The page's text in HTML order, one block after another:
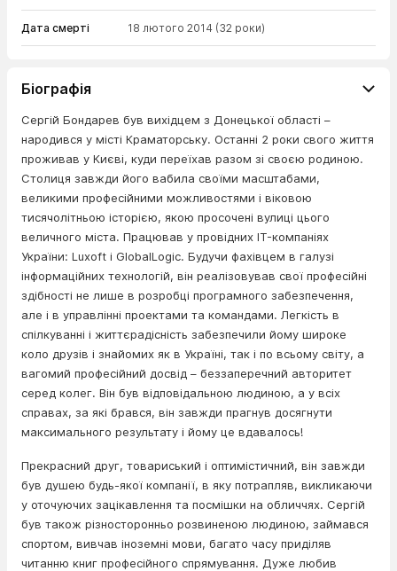
Дата смерті 18 лютого 2014 (32 роки)
Біографія
Сергій Бондарев був вихідцем з Донецької області –
народився у місті Краматорську. Останні 2 роки свого життя
проживав у Києві, куди переїхав разом зі своєю родиною.
Столиця завжди його вабила своїми масштабами,
великими професійними можливостями і віковою
тисячолітньою історією, якою просочені вулиці цього
величного міста. Працював у провідних IT-компаніях
України: Luxoft і GlobalLogic. Будучи фахівцем в галузі
інформаційних технологій, він реалізовував свої професійні
здібності не лише в розробці програмного забезпечення,
але і в управлінні проектами та командами. Легкість в
спілкуванні і життєрадісність забезпечили йому широке
коло друзів і знайомих як в Україні, так і по всьому світу, а
вагомий професійний досвід – беззаперечний авторитет
серед колег. Він був відповідальною людиною, а у всіх
справах, за які брався, він завжди прагнув досягнути
максимального результату і йому це вдавалось!
Прекрасний друг, товариський і оптимістичний, він завжди
був душею будь-якої компанії, в яку потрапляв, викликаючи
у оточуючих зацікавлення та посмішки на обличчях. Сергій
був також різносторонньо розвиненою людиною, займався
спортом, вивчав іноземні мови, багато часу приділяв
читанню книг професійного спрямування. Дуже любив